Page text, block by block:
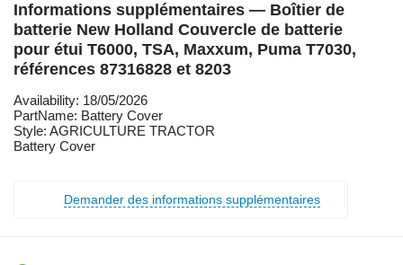
Informations supplémentaires — Boîtier de
batterie New Holland Couvercle de batterie
pour étui T6000, TSA, Maxxum, Puma T7030,
références 87316828 et 8203
Availability: 18/05/2026
PartName: Battery Cover
Style: AGRICULTURE TRACTOR
Battery Cover
Demander des informations supplémentaires